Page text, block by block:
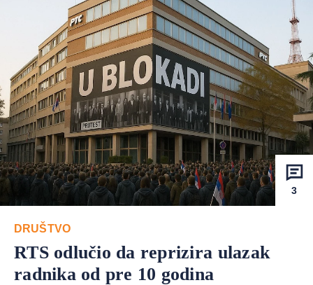
3
DRUŠTVO
RTS odlučio da reprizira ulazak
radnika od pre 10 godina